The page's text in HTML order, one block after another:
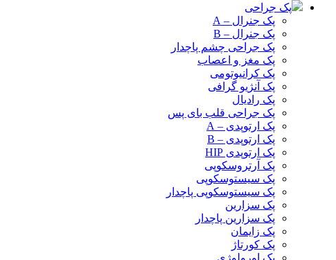
پک جراحی
پک جنرال – A
پک جنرال – B
پک جراحی چشم پاچدار
پک مغز و اعصاب
پک کرانیوتومی
پک آنژیو گرافی
پک رادیال
پک جراحی قلب بای پس
پک ارتوپدی – A
پک ارتوپدی – B
پک ارتوپدی HIP
پک آرتروسکوپی
پک سیستوسکوپی
پک سیستوسکوپی پاچدار
پک سزارین
پک سزارین پاچدار
پک زایمان
پک کورتاژ
پک اورولوژی